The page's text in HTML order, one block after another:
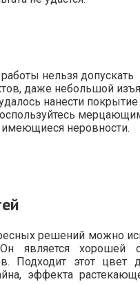
нельзя допускать
даже небольшой
нанести покрытие
неровности.
решений можно
является хорошей
Подходит этот цвет
эффекта